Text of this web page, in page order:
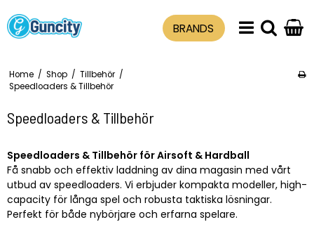
BRANDS
Home / Shop / Tillbehör /
Speedloaders & Tillbehör
Speedloaders & Tillbehör
Speedloaders & Tillbehör för Airsoft & Hardball
Få snabb och effektiv laddning av dina magasin med vårt
utbud av speedloaders. Vi erbjuder kompakta modeller, high-
capacity för långa spel och robusta taktiska lösningar.
Perfekt för både nybörjare och erfarna spelare.